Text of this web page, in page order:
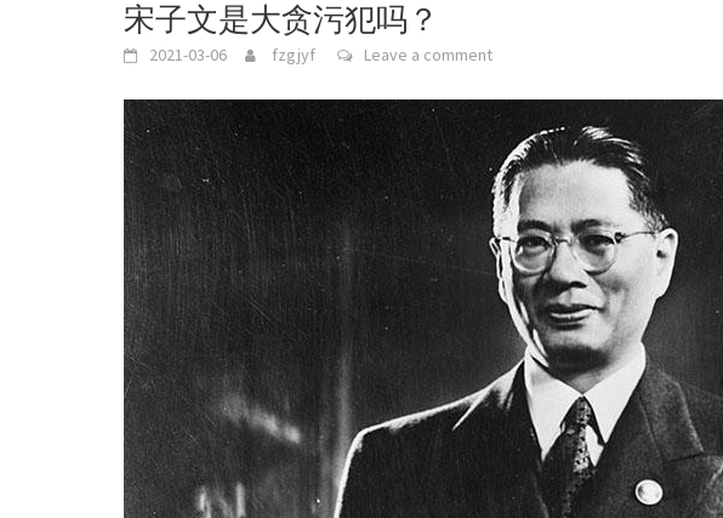
宋子文是大贪污犯吗？
2021-03-06 fzgjyf Leave a comment